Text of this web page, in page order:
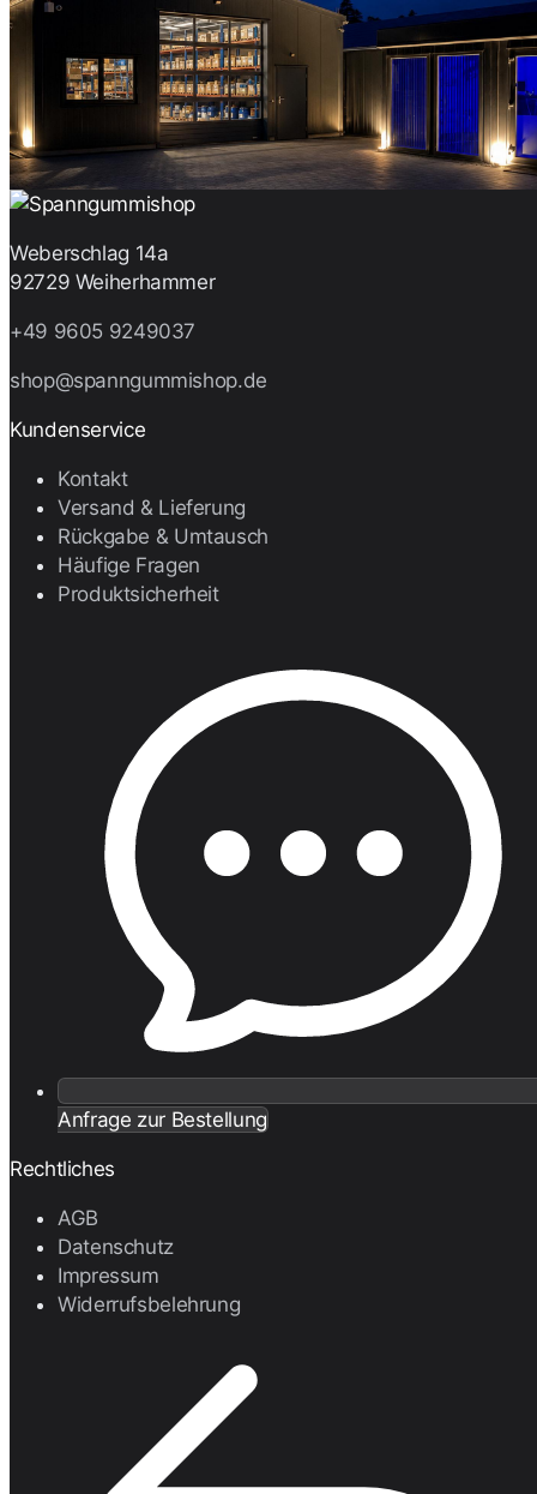
Weberschlag 14a
92729 Weiherhammer
+49 9605 9249037
shop@spanngummishop.de
Kundenservice
Kontakt
Versand & Lieferung
Rückgabe & Umtausch
Häufige Fragen
Produktsicherheit
Anfrage zur Bestellung
Rechtliches
AGB
Datenschutz
Impressum
Widerrufsbelehrung